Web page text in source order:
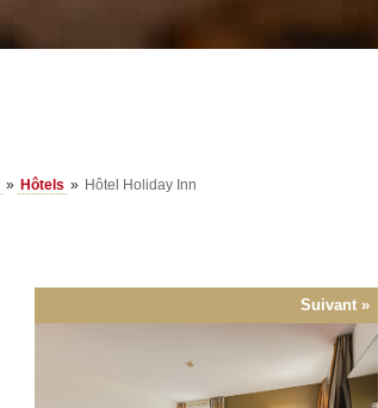
» Hôtels » Hôtel Holiday Inn
Suivant »